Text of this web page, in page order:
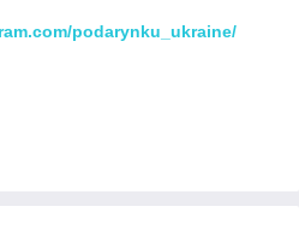
podarynku_ukraine/